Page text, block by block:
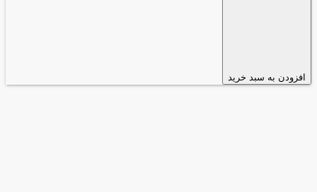
افزودن به سبد خرید